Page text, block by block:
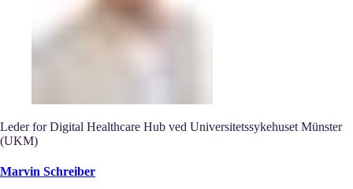
Leder for Digital Healthcare Hub ved Universitetssykehuset Münster
(UKM)
Marvin Schreiber